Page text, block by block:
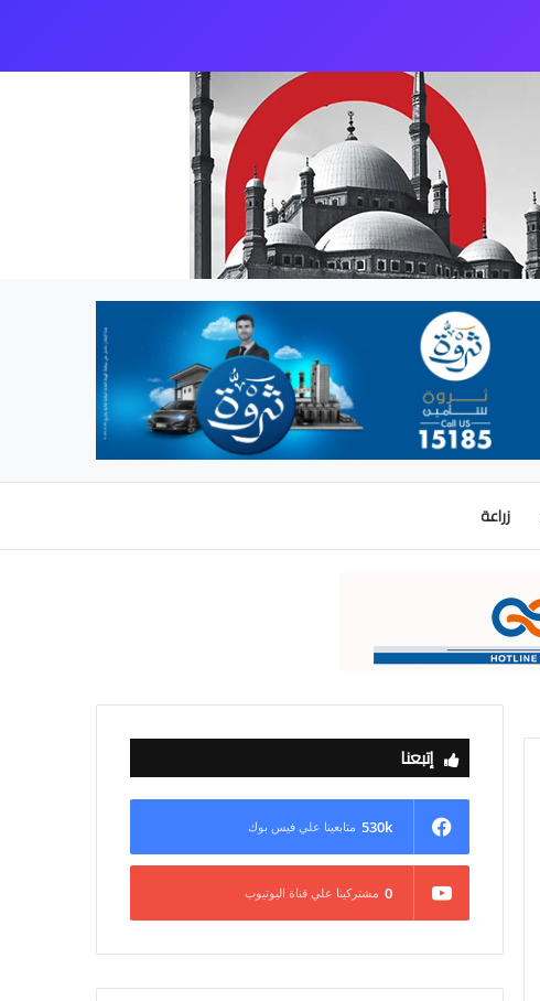
زراعة
إتبعنا
530k متابعينا علي فيس بوك
0 مشتركينا علي قناة اليوتيوب